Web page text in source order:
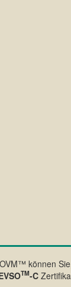
können
TM-C